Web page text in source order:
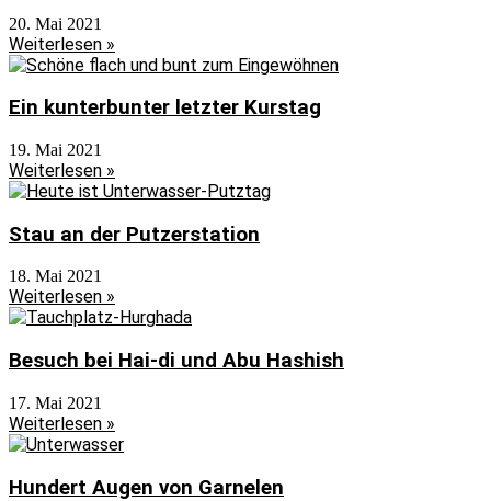
20. Mai 2021
Weiterlesen »
Ein kunterbunter letzter Kurstag
19. Mai 2021
Weiterlesen »
Stau an der Putzerstation
18. Mai 2021
Weiterlesen »
Besuch bei Hai-di und Abu Hashish
17. Mai 2021
Weiterlesen »
Hundert Augen von Garnelen